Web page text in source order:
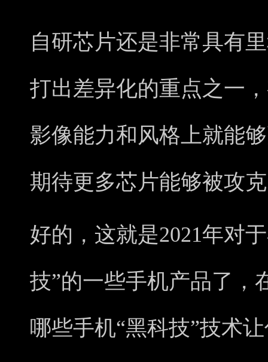
自研芯片还是非常具有
打出差异化的重点之一
影像能力和风格上就能
期待更多芯片能够被攻
好的，这就是2021年对
技”的一些手机产品了，
哪些手机“黑科技”技术